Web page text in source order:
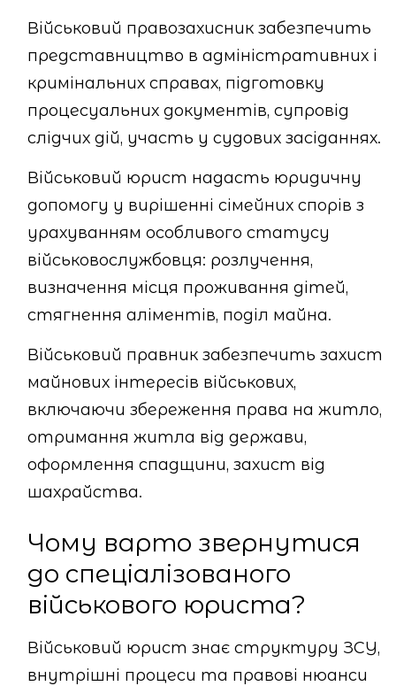
Військовий правозахисник забезпечить
представництво в адміністративних і
кримінальних справах, підготовку
процесуальних документів, супровід
слідчих дій, участь у судових засіданнях.
Військовий юрист надасть юридичну
допомогу у вирішенні сімейних спорів з
урахуванням особливого статусу
військовослужбовця: розлучення,
визначення місця проживання дітей,
стягнення аліментів, поділ майна.
Військовий правник забезпечить захист
майнових інтересів військових,
включаючи збереження права на житло,
отримання житла від держави,
оформлення спадщини, захист від
шахрайства.
Чому варто звернутися
до спеціалізованого
військового юриста?
Військовий юрист знає структуру ЗСУ,
внутрішні процеси та правові нюанси